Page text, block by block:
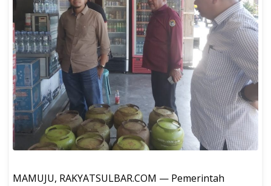
MAMUJU, RAKYATSULBAR.COM — Pemerintah